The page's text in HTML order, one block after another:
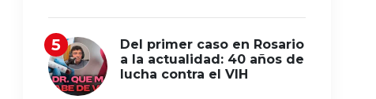
Del primer caso en Rosario
a la actualidad: 40 años de
lucha contra el VIH